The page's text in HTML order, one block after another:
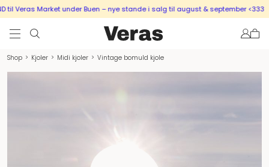
til Veras Market under Buen – nye stande i salg til august & september <333
Shop > Kjoler > Midi kjoler > Vintage bomuld kjole